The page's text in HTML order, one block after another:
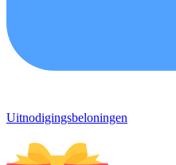
Uitnodigingsbeloningen